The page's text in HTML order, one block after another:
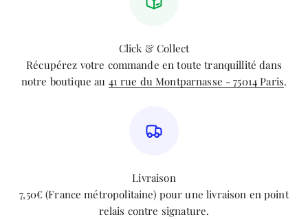
Click & Collect
Récupérez votre commande en toute tranquillité dans
notre boutique au 41 rue du Montparnasse - 75014 Paris.
Livraison
7,50€ (France métropolitaine) pour une livraison en point
relais contre signature.